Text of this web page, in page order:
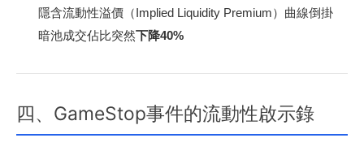
隱含流動性溢價（Implied Liquidity Premium）曲線倒掛
暗池成交佔比突然下降40%
四、GameStop事件的流動性啟示錄